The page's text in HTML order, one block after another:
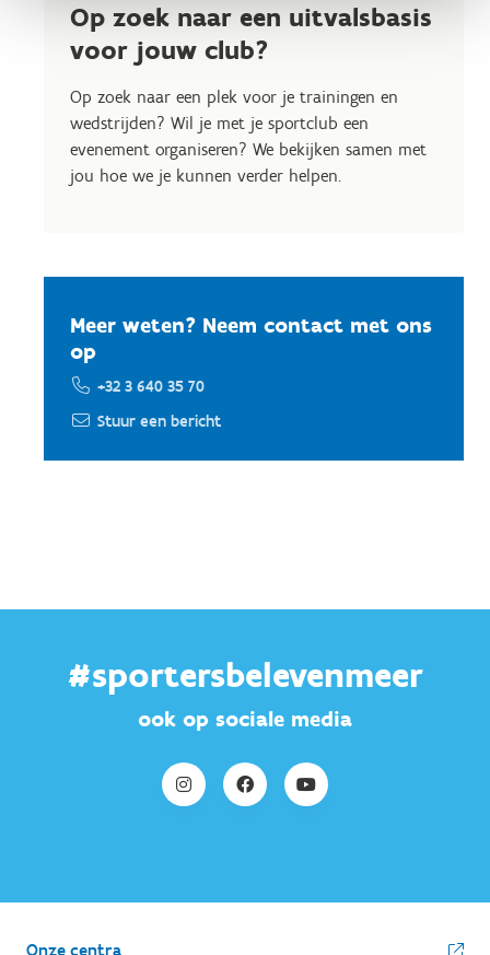
Op zoek naar een uitvalsbasis
voor jouw club?
Op zoek naar een plek voor je trainingen en
wedstrijden? Wil je met je sportclub een
evenement organiseren? We bekijken samen met
jou hoe we je kunnen verder helpen.
Meer weten? Neem contact met ons
op
+32 3 640 35 70
Stuur een bericht
#sportersbelevenmeer
ook op sociale media
Onze centra